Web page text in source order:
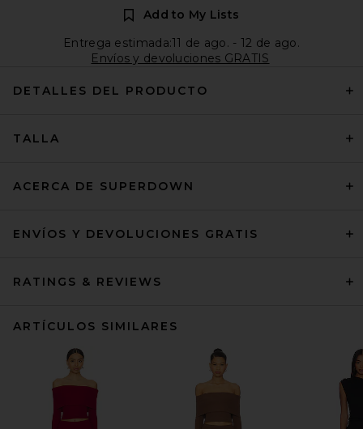
Add to My Lists
Entrega estimada:11 de ago. - 12 de ago.
Envíos y devoluciones GRATIS
DETALLES DEL PRODUCTO
TALLA
ACERCA DE SUPERDOWN
ENVÍOS Y DEVOLUCIONES GRATIS
RATINGS & REVIEWS
ARTÍCULOS SIMILARES